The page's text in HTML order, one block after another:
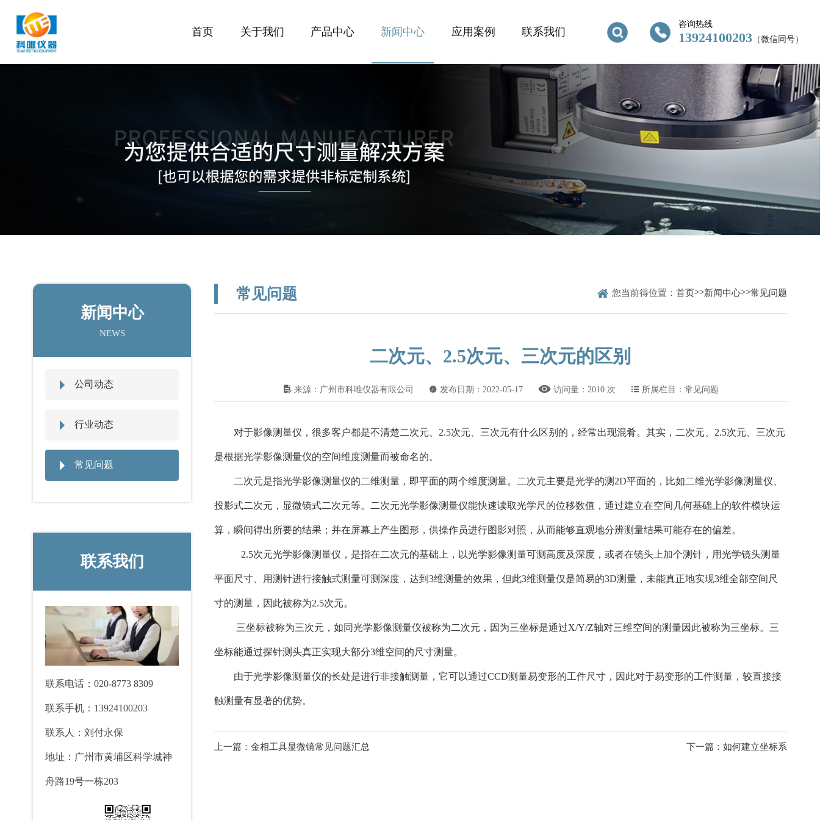
首页 关于我们 产品中心 新闻中心 应用案例 联系我们
咨询热线
13924100203 （微信同号）
新闻中心
NEWS
公司动态
行业动态
常见问题
联系我们
联系电话：020-8773 8309
联系手机：13924100203
联系人：刘付永保
地址：广州市黄埔区科学城神
舟路19号一栋203
常见问题  您当前得位置：首页>>新闻中心>>常见问题
二次元、2.5次元、三次元的区别
󰂾来源：广州市科唯仪器有限公司  发布日期：2022-05-17 访问量：2010 次  所属栏目：常见问题
对于影像测量仪，很多客户都是不清楚二次元、2.5次元、三次元有什么区别的，经常出现混肴。其实，二次元、2.5次元、三次元
是根据光学影像测量仪的空间维度测量而被命名的。
二次元是指光学影像测量仪的二维测量，即平面的两个维度测量。二次元主要是光学的测2D平面的，比如二维光学影像测量仪、
投影式二次元，显微镜式二次元等。二次元光学影像测量仪能快速读取光学尺的位移数值，通过建立在空间几何基础上的软件模块运
算，瞬间得出所要的结果；并在屏幕上产生图形，供操作员进行图影对照，从而能够直观地分辨测量结果可能存在的偏差。
2.5次元光学影像测量仪，是指在二次元的基础上，以光学影像测量可测高度及深度，或者在镜头上加个测针，用光学镜头测量
平面尺寸、用测针进行接触式测量可测深度，达到3维测量的效果，但此3维测量仅是简易的3D测量，未能真正地实现3维全部空间尺
寸的测量，因此被称为2.5次元。
三坐标被称为三次元，如同光学影像测量仪被称为二次元，因为三坐标是通过X/Y/Z轴对三维空间的测量因此被称为三坐标。三
坐标能通过探针测头真正实现大部分3维空间的尺寸测量。
由于光学影像测量仪的长处是进行非接触测量，它可以通过CCD测量易变形的工件尺寸，因此对于易变形的工件测量，较直接接
触测量有显著的优势。
上一篇：金相工具显微镜常见问题汇总 下一篇：如何建立坐标系